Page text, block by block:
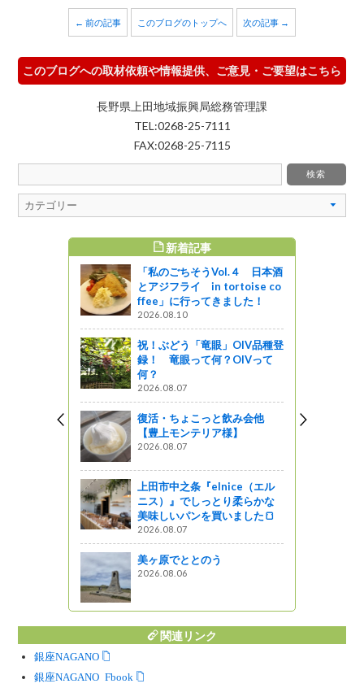
← 前の記事 このブログのトップへ 次の記事 →
このブログへの取材依頼や情報提供、ご意見・ご要望はこちら
長野県上田地域振興局総務管理課
TEL:0268-25-7111
FAX:0268-25-7115
新着記事
「私のごちそうVol.４ 日本酒
とアジフライ in tortoise co
ffee」に行ってきました！
2026.08.10
祝！ぶどう「竜眼」OIV品種登
録！ 竜眼って何？OIVって
何？
2026.08.07
復活・ちょこっと飲み会他
【豊上モンテリア様】
2026.08.07
上田市中之条『elnice（エル
ニス）』でしっとり柔らかな
美味しいパンを買いました🍞
2026.08.07
美ヶ原でととのう
2026.08.06
関連リンク
銀座NAGANO
銀座NAGANO Facebook